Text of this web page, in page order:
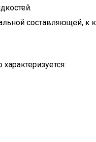
составляющей, к